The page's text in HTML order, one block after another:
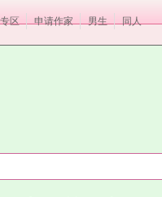
区 申请作家 男生 同人